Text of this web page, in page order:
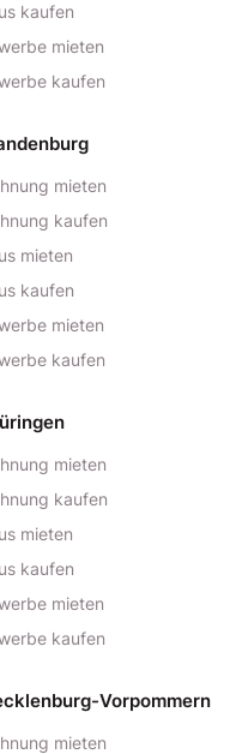
kaufen
mieten
kaufen
mieten
kaufen
mieten
kaufen
mieten
kaufen
mieten
kaufen
mieten
kaufen
mieten
kaufen
Vorpommern
mieten